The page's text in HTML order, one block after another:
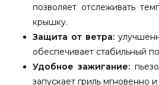
позволяет отслеживать
крышку.
Защита от ветра:
обеспечивает стабильный
Удобное зажигание:
запускает гриль мгновенно